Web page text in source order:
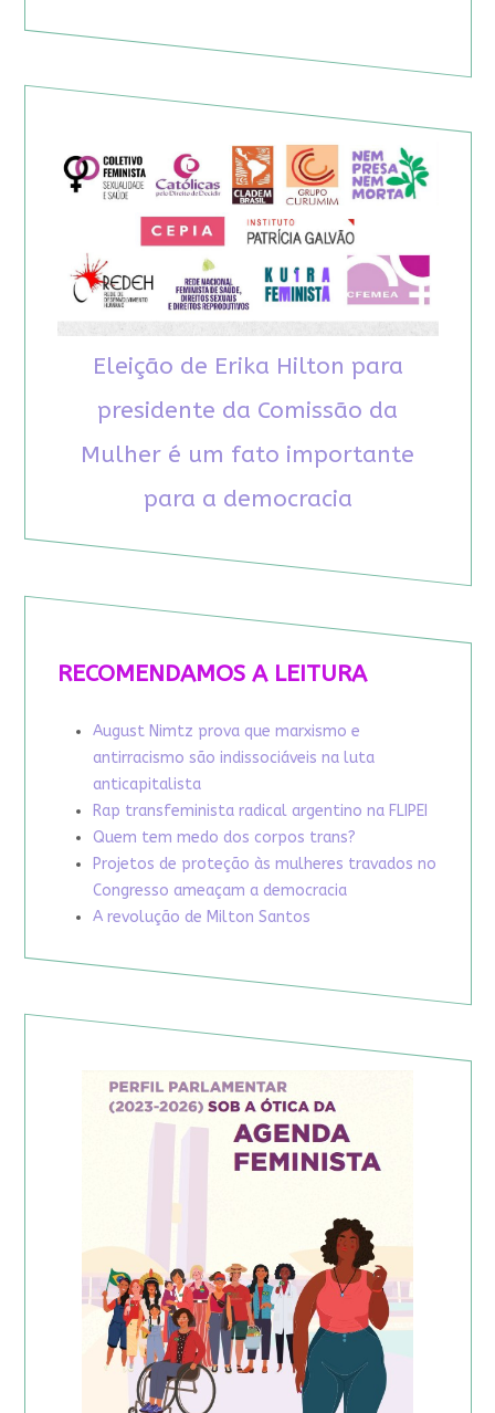
Eleição de Erika Hilton para
presidente da Comissão da
Mulher é um fato importante
para a democracia
RECOMENDAMOS A LEITURA
August Nimtz prova que marxismo e
antirracismo são indissociáveis na luta
anticapitalista
Rap transfeminista radical argentino na FLIPEI
Quem tem medo dos corpos trans?
Projetos de proteção às mulheres travados no
Congresso ameaçam a democracia
A revolução de Milton Santos